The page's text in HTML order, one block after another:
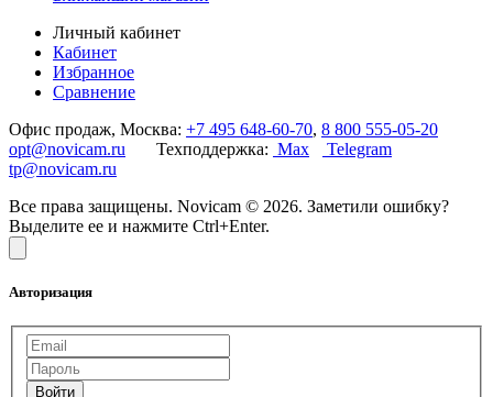
Личный кабинет
Кабинет
Избранное
Сравнение
Офис продаж, Москва: +7 495 648-60-70, 8 800 555-05-20
opt@novicam.ru Техподдержка: Max
Telegram
tp@novicam.ru
Все права защищены. Novicam © 2026. Заметили ошибку?
Выделите ее и нажмите Ctrl+Enter.
Авторизация